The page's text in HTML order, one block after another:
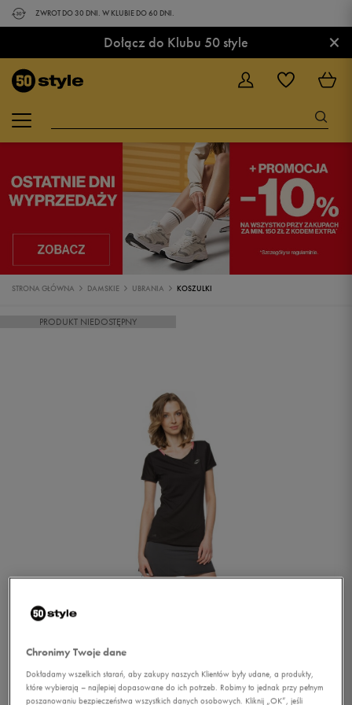
ZWROT DO 30 DNI. W KLUBIE DO 60 DNI.
Dołącz do Klubu 50 style ×
STRONA GŁÓWNA DAMSKIE UBRANIA KOSZULKI
PRODUKT NIEDOSTĘPNY
LOTTO T-SHIRT INDY TEE
Chronimy Twoje dane
Dokładamy wszelkich starań, aby zakupy naszych Klientów były udane, a produkty,
które wybierają – najlepiej dopasowane do ich potrzeb. Robimy to jednak przy pełnym
poszanowaniu bezpieczeństwa wszystkich danych osobowych. Kliknij „OK”, jeśli